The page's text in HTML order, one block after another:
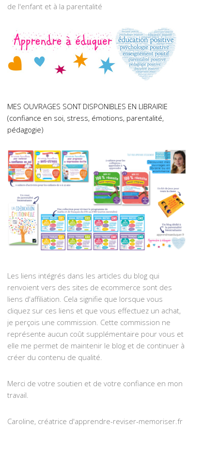
de l'enfant et à la parentalité
MES OUVRAGES SONT DISPONIBLES EN LIBRAIRIE
(confiance en soi, stress, émotions, parentalité,
pédagogie)
Les liens intégrés dans les articles du blog qui
renvoient vers des sites de ecommerce sont des
liens d'affiliation. Cela signifie que lorsque vous
cliquez sur ces liens et que vous effectuez un achat,
je perçois une commission. Cette commission ne
représente aucun coût supplémentaire pour vous et
elle me permet de maintenir le blog et de continuer à
créer du contenu de qualité.
Merci de votre soutien et de votre confiance en mon
travail.
Caroline, créatrice d'apprendre-reviser-memoriser.fr